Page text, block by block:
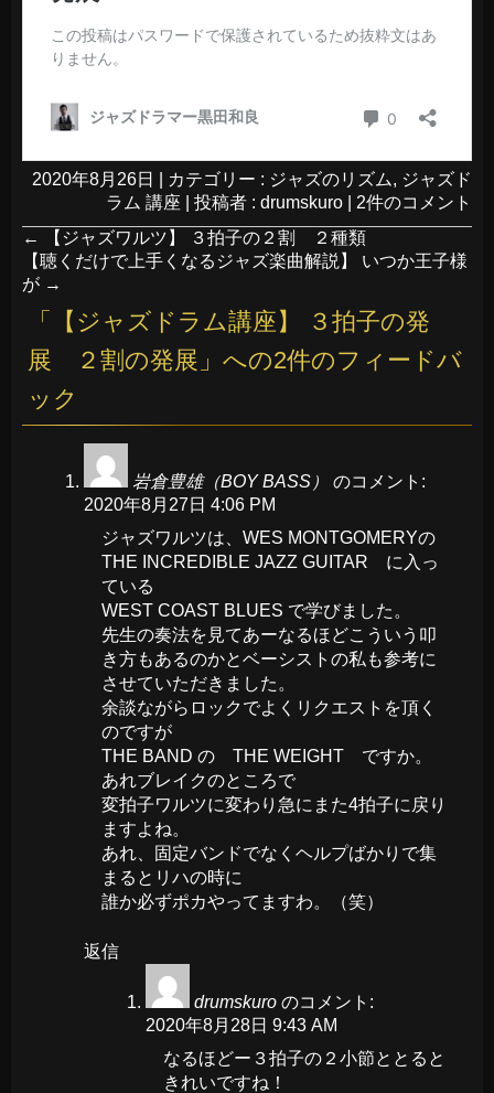
2020年8月26日 カテゴリー : ジャズのリズム, ジャズド
ラム 講座
投稿者 : drumskuro
2件のコメント
←
【ジャズワルツ】 ３拍子の２割 ２種類
【聴くだけで上手くなるジャズ楽曲解説】 いつか王子様
が →
「
【ジャズドラム講座】 ３拍子の発
展 ２割の発展 」への2件のフィードバ
ック
岩倉豊雄（BOY BASS）
のコメント:
2020年8月27日 4:06 PM
ジャズワルツは、WES MONTGOMERYの
THE INCREDIBLE JAZZ GUITAR に入っ
ている
WEST COAST BLUES で学びました。
先生の奏法を見てあーなるほどこういう叩
き方もあるのかとベーシストの私も参考に
させていただきました。
余談ながらロックでよくリクエストを頂く
のですが
THE BAND の THE WEIGHT ですか。
あれブレイクのところで
変拍子ワルツに変わり急にまた4拍子に戻り
ますよね。
あれ、固定バンドでなくヘルプばかりで集
まるとリハの時に
誰か必ずポカやってますわ。（笑）
返信
drumskuro のコメント:
2020年8月28日 9:43 AM
なるほどー３拍子の２小節ととると
きれいですね！